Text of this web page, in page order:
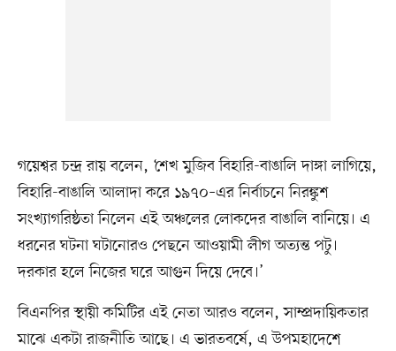
গয়েশ্বর চন্দ্র রায় বলেন, ‘শেখ মুজিব বিহারি-বাঙালি দাঙ্গা লাগিয়ে,
বিহারি-বাঙালি আলাদা করে ১৯৭০–এর নির্বাচনে নিরঙ্কুশ
সংখ্যাগরিষ্ঠতা নিলেন এই অঞ্চলের লোকদের বাঙালি বানিয়ে। এ
ধরনের ঘটনা ঘটানোরও পেছনে আওয়ামী লীগ অত্যন্ত পটু।
দরকার হলে নিজের ঘরে আগুন দিয়ে দেবে।’
বিএনপির স্থায়ী কমিটির এই নেতা আরও বলেন, সাম্প্রদায়িকতার
মাঝে একটা রাজনীতি আছে। এ ভারতবর্ষে, এ উপমহাদেশে